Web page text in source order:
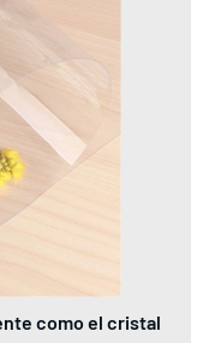
como el cristal